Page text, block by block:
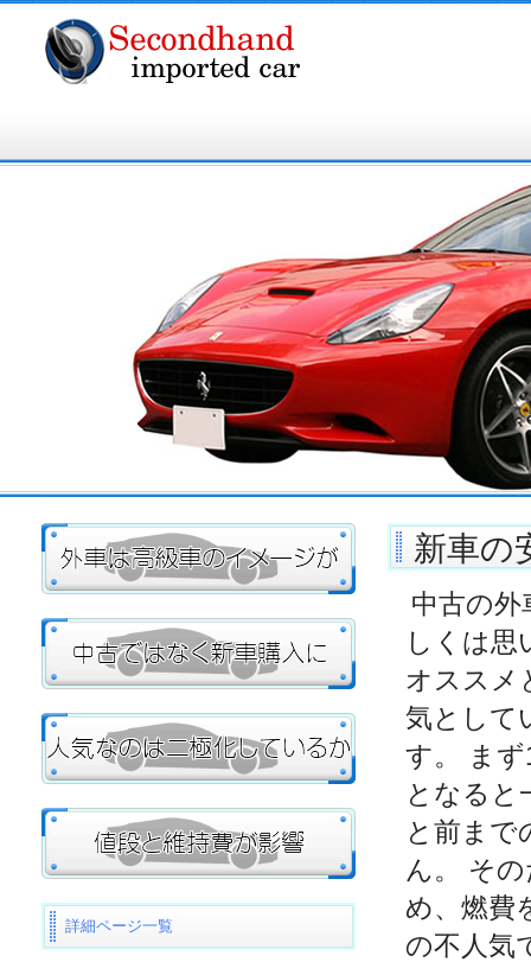
新車の
中古の
しくは思
オススメ
気として
す。 ま
となると
と前まで
ん。 そ
め、燃費
の不人気
詳細ページ一覧